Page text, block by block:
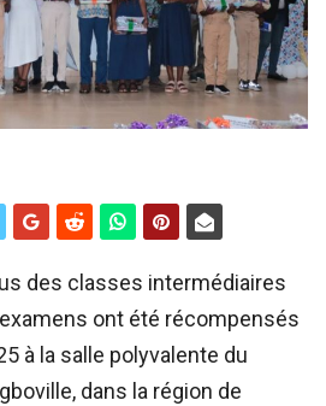
des classes intermédiaires
ont été récompensés
à la salle polyvalente du
dans la région de